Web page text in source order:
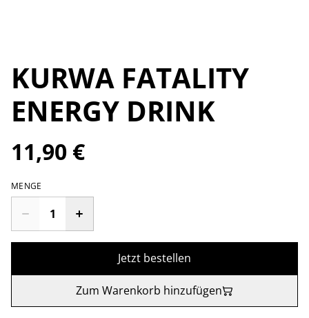
KURWA FATALITY
ENERGY DRINK
11,90 €
MENGE
Jetzt bestellen
Zum Warenkorb hinzufügen